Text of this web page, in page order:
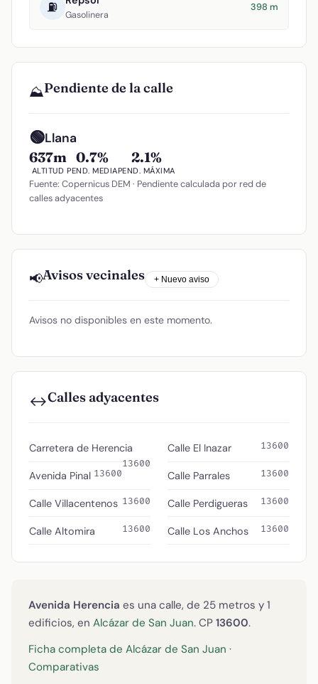
⛽ Gasolinera
398 m
⛰️Pendiente de la calle
🟢Llana
637m
ALTITUD
0.7%
PEND. MEDIA
2.1%
PEND. MÁXIMA
Fuente: Copernicus DEM · Pendiente calculada por red de
calles adyacentes
📢Avisos vecinales + Nuevo aviso
Avisos no disponibles en este momento.
↔️Calles adyacentes
Carretera de Herencia
13600
Avenida Pinal 13600
Calle Villacentenos 13600
Calle Altomira 13600
Calle El Inazar 13600
Calle Parrales 13600
Calle Perdigueras 13600
Calle Los Anchos 13600
Avenida Herencia es una calle, de 25 metros y 1
edificios, en Alcázar de San Juan. CP 13600.
Ficha completa de Alcázar de San Juan ·
Comparativas